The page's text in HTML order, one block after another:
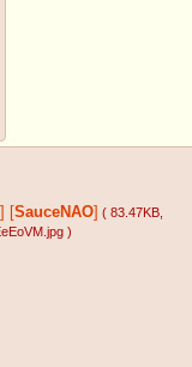
SauceNAO ( 83.47KB
)